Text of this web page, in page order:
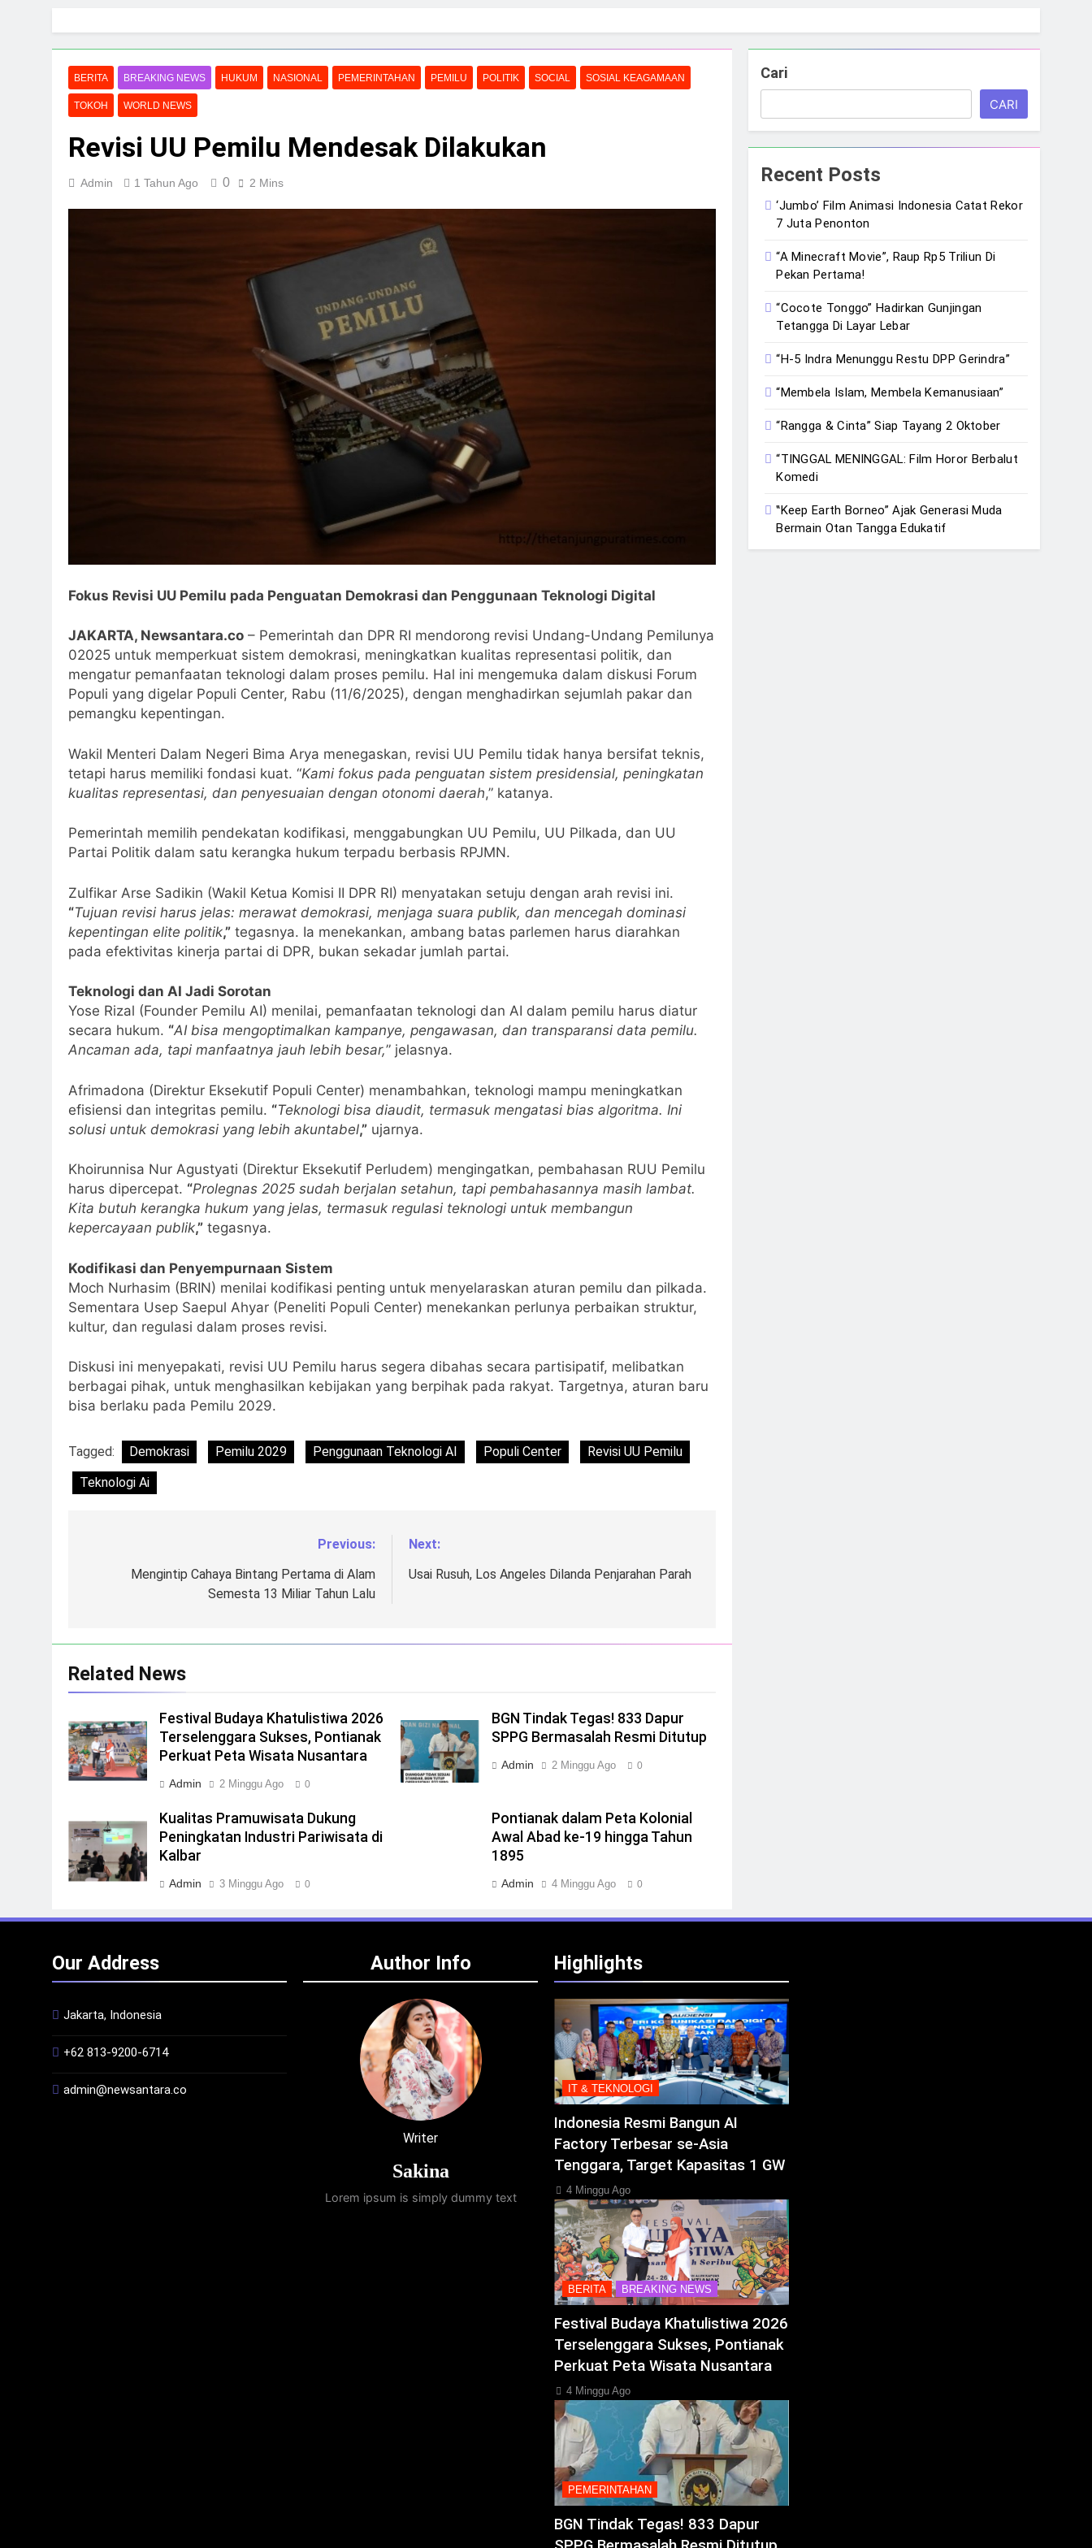
BERITA BREAKING NEWS HUKUM NASIONAL PEMERINTAHAN PEMILU POLITIK SOCIAL SOSIAL KEAGAMAAN
TOKOH WORLD NEWS
Revisi UU Pemilu Mendesak Dilakukan
Admin 1 Tahun Ago 0 2 Mins
Fokus Revisi UU Pemilu pada Penguatan Demokrasi dan Penggunaan Teknologi Digital
JAKARTA, Newsantara.co – Pemerintah dan DPR RI mendorong revisi Undang-Undang Pemilunya
02025 untuk memperkuat sistem demokrasi, meningkatkan kualitas representasi politik, dan
mengatur pemanfaatan teknologi dalam proses pemilu. Hal ini mengemuka dalam diskusi Forum
Populi yang digelar Populi Center, Rabu (11/6/2025), dengan menghadirkan sejumlah pakar dan
pemangku kepentingan.
Wakil Menteri Dalam Negeri Bima Arya menegaskan, revisi UU Pemilu tidak hanya bersifat teknis,
tetapi harus memiliki fondasi kuat. “Kami fokus pada penguatan sistem presidensial, peningkatan
kualitas representasi, dan penyesuaian dengan otonomi daerah,” katanya.
Pemerintah memilih pendekatan kodifikasi, menggabungkan UU Pemilu, UU Pilkada, dan UU
Partai Politik dalam satu kerangka hukum terpadu berbasis RPJMN.
Zulfikar Arse Sadikin (Wakil Ketua Komisi II DPR RI) menyatakan setuju dengan arah revisi ini.
“Tujuan revisi harus jelas: merawat demokrasi, menjaga suara publik, dan mencegah dominasi
kepentingan elite politik,” tegasnya. Ia menekankan, ambang batas parlemen harus diarahkan
pada efektivitas kinerja partai di DPR, bukan sekadar jumlah partai.
Teknologi dan AI Jadi Sorotan
Yose Rizal (Founder Pemilu AI) menilai, pemanfaatan teknologi dan AI dalam pemilu harus diatur
secara hukum. “AI bisa mengoptimalkan kampanye, pengawasan, dan transparansi data pemilu.
Ancaman ada, tapi manfaatnya jauh lebih besar,” jelasnya.
Afrimadona (Direktur Eksekutif Populi Center) menambahkan, teknologi mampu meningkatkan
efisiensi dan integritas pemilu. “Teknologi bisa diaudit, termasuk mengatasi bias algoritma. Ini
solusi untuk demokrasi yang lebih akuntabel,” ujarnya.
Khoirunnisa Nur Agustyati (Direktur Eksekutif Perludem) mengingatkan, pembahasan RUU Pemilu
harus dipercepat. “Prolegnas 2025 sudah berjalan setahun, tapi pembahasannya masih lambat.
Kita butuh kerangka hukum yang jelas, termasuk regulasi teknologi untuk membangun
kepercayaan publik,” tegasnya.
Kodifikasi dan Penyempurnaan Sistem
Moch Nurhasim (BRIN) menilai kodifikasi penting untuk menyelaraskan aturan pemilu dan pilkada.
Sementara Usep Saepul Ahyar (Peneliti Populi Center) menekankan perlunya perbaikan struktur,
kultur, dan regulasi dalam proses revisi.
Diskusi ini menyepakati, revisi UU Pemilu harus segera dibahas secara partisipatif, melibatkan
berbagai pihak, untuk menghasilkan kebijakan yang berpihak pada rakyat. Targetnya, aturan baru
bisa berlaku pada Pemilu 2029.
Tagged: Demokrasi Pemilu 2029 Penggunaan Teknologi AI Populi Center
Revisi UU Pemilu
Teknologi Ai
Previous:
Mengintip Cahaya Bintang Pertama di Alam
Semesta 13 Miliar Tahun Lalu
Next:
Usai Rusuh, Los Angeles Dilanda Penjarahan Parah
Related News
Festival Budaya Khatulistiwa 2026
Terselenggara Sukses, Pontianak
Perkuat Peta Wisata Nusantara
Admin 2 Minggu Ago 0
BGN Tindak Tegas! 833 Dapur
SPPG Bermasalah Resmi Ditutup
Admin 2 Minggu Ago 0
Kualitas Pramuwisata Dukung
Peningkatan Industri Pariwisata di
Kalbar
Admin 3 Minggu Ago 0
Pontianak dalam Peta Kolonial
Awal Abad ke-19 hingga Tahun
1895
Admin 4 Minggu Ago 0
Cari
CARI
Recent Posts
‘Jumbo’ Film Animasi Indonesia Catat Rekor
7 Juta Penonton
“A Minecraft Movie”, Raup Rp5 Triliun Di
Pekan Pertama!
“Cocote Tonggo” Hadirkan Gunjingan
Tetangga Di Layar Lebar
“H-5 Indra Menunggu Restu DPP Gerindra”
“Membela Islam, Membela Kemanusiaan”
“Rangga & Cinta” Siap Tayang 2 Oktober
“TINGGAL MENINGGAL: Film Horor Berbalut
Komedi
‟Keep Earth Borneo” Ajak Generasi Muda
Bermain Otan Tangga Edukatif
Our Address
Jakarta, Indonesia
+62 813-9200-6714
admin@newsantara.co
Author Info
Writer
Sakina
Lorem ipsum is simply dummy text
Highlights
IT & TEKNOLOGI
Indonesia Resmi Bangun AI
Factory Terbesar se-Asia
Tenggara, Target Kapasitas 1 GW
4 Minggu Ago
BERITA BREAKING NEWS
Festival Budaya Khatulistiwa 2026
Terselenggara Sukses, Pontianak
Perkuat Peta Wisata Nusantara
4 Minggu Ago
PEMERINTAHAN
BGN Tindak Tegas! 833 Dapur